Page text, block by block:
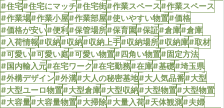
#住宅#住宅にマッチ#住宅街#作業スペース#作業スペース
#作業場#作業小屋#作業部屋#使いやすい物置#価格
#価格が安い#便利#保管場所#保育園#保証#倉庫#倉庫
#入荷情報#収納#収納#収納上手#収納場所#収納庫#取材
#可愛い#可愛い庭#可愛い物置#四角い物置#固定方法
#国内輸入元#在宅ワーク#在宅勤務#在庫#基礎#埼玉県
#外構デザイン#外溝#大人の秘密基地#大人気品番#大型
#大型ユーロ物置#大型倉庫#大型収納#大型物置#大型物置
#大容量#大容量物置#大掃除#大量入荷#天体観測#夫婦